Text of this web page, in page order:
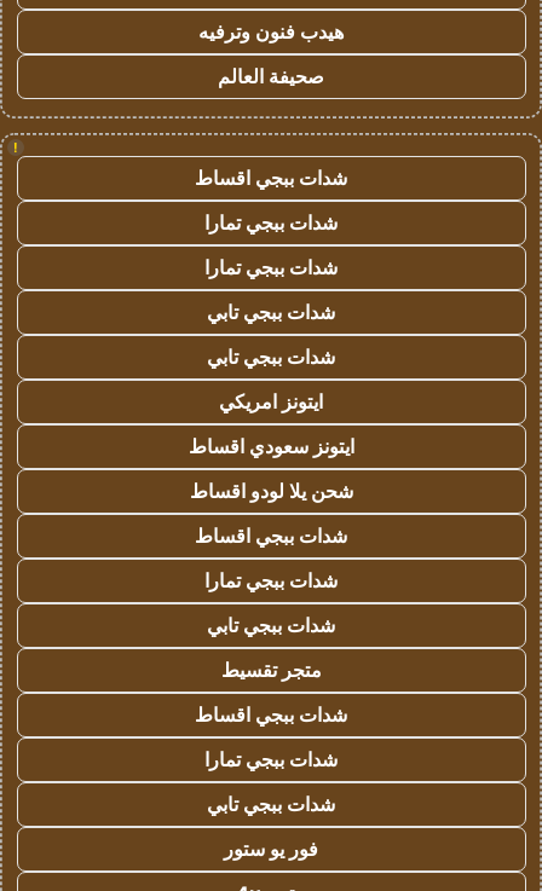
هيدب فنون وترفيه
صحيفة العالم
!
شدات ببجي اقساط
شدات ببجي تمارا
شدات ببجي تمارا
شدات ببجي تابي
شدات ببجي تابي
ايتونز امريكي
ايتونز سعودي اقساط
شحن يلا لودو اقساط
شدات ببجي اقساط
شدات ببجي تمارا
شدات ببجي تابي
متجر تقسيط
شدات ببجي اقساط
شدات ببجي تمارا
شدات ببجي تابي
فور يو ستور